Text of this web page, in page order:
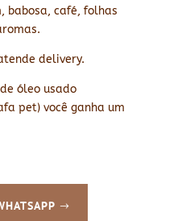
babosa, café, folhas
delivery.
óleo usado
pet) você ganha um